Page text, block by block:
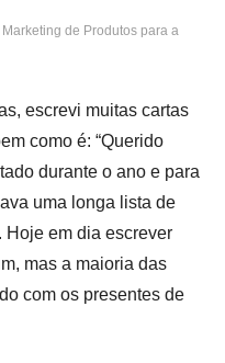
de Produtos para a
escrevi muitas cartas
como é: “Querido
durante o ano e para
uma longa lista de
Hoje em dia escrever
mas a maioria das
com os presentes de